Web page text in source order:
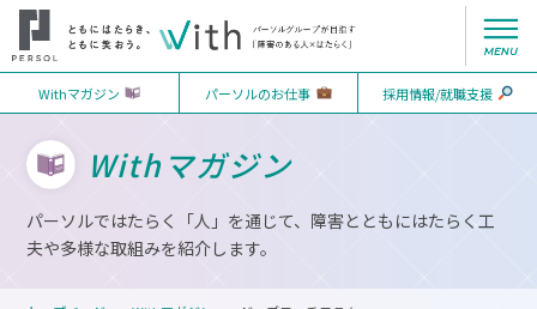
Withマガジン パーソルのお仕事 採用情報/就職支援
Withマガジン
パーソルではたらく「人」を通じて、障害とともにはたらく工
夫や多様な取組みを紹介します。